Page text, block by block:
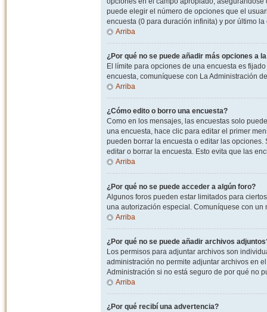
puede elegir el número de opciones que el
encuesta (0 para duración infinita) y por último
Arriba
¿Por qué no se puede añadir más opciones a
El límite para opciones de una encuesta es
encuesta, comuníquese con La Administración
Arriba
¿Cómo edito o borro una encuesta?
Como en los mensajes, las encuestas solo
una encuesta, hace clic para editar el primer
pueden borrar la encuesta o editar las
editar o borrar la encuesta. Esto evita que las
Arriba
¿Por qué no se puede acceder a algún foro?
Algunos foros pueden estar limitados para
una autorización especial. Comuníquese con
Arriba
¿Por qué no se puede añadir archivos
Los permisos para adjuntar archivos son
administración no permite adjuntar archivos en
Administración si no está seguro de por qué no
Arriba
¿Por qué recibí una advertencia?